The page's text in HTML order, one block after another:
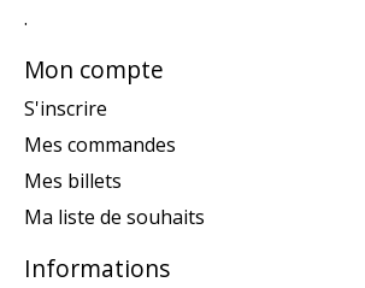
.
Mon compte
S'inscrire
Mes commandes
Mes billets
Ma liste de souhaits
Informations